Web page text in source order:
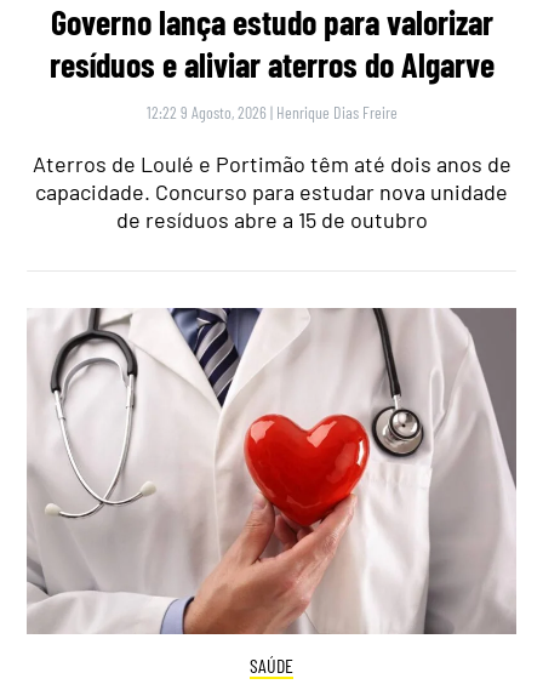
Governo lança estudo para valorizar
resíduos e aliviar aterros do Algarve
12:22 9 Agosto, 2026 | Henrique Dias Freire
Aterros de Loulé e Portimão têm até dois anos de
capacidade. Concurso para estudar nova unidade
de resíduos abre a 15 de outubro
SAÚDE